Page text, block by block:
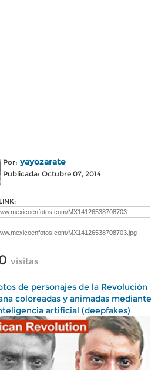
Por: yayozarate
Publicada: Octubre 07, 2014
visitas
de personajes de la Revolución
coloreadas y animadas mediante
artificial (deepfakes)